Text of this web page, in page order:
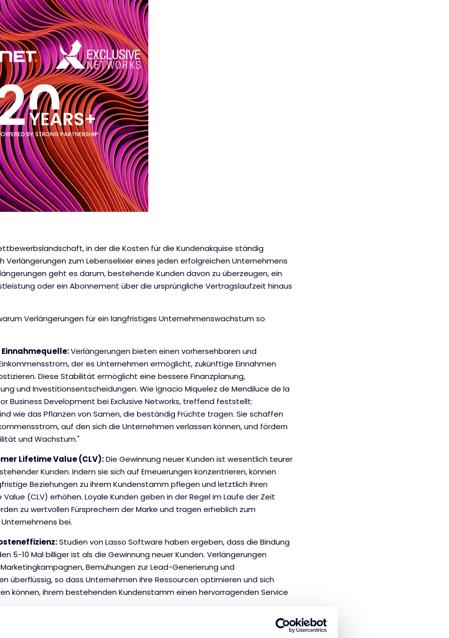
in der die Kosten für die Kundenakquise ständig
Verlängerungen zum Lebenselixier eines jeden erfolgreichen Unternehmens
geht es darum, bestehende Kunden davon zu überzeugen, ein
oder ein Abonnement über die ursprüngliche Vertragslaufzeit hinaus
Verlängerungen für ein langfristiges Unternehmenswachstum so
Verlängerungen bieten einen vorhersehbaren und
der es Unternehmen ermöglicht, zukünftige Einnahmen
Diese Stabilität ermöglicht eine bessere Finanzplanung,
und Investitionsentscheidungen. Wie Ignacio Miquelez de Mendiluce de la
Business Development bei Exclusive Networks, treffend feststellt:
wie das Pflanzen von Samen, die beständig Früchte tragen. Sie schaffen
auf den sich die Unternehmen verlassen können, und fördern
und Wachstum."
Lifetime Value (CLV):Die Gewinnung neuer Kunden ist wesentlich teurer
Kunden. Indem sie sich auf Erneuerungen konzentrieren, können
Beziehungen zu ihrem Kundenstamm pflegen und letztlich ihren
(CLV) erhöhen. Loyale Kunden geben in der Regel im Laufe der Zeit
zu wertvollen Fürsprechern der Marke und tragen erheblich zum
bei.
Studien von Lasso Software haben ergeben, dass die Bindung
5-10 Mal billiger ist als die Gewinnung neuer Kunden. Verlängerungen
Bemühungen zur Lead-Generierung und
überflüssig, so dass Unternehmen ihre Ressourcen optimieren und sich
können, ihrem bestehenden Kundenstamm einen hervorragenden Service
Ein erfolgreicher Erneuerungsprozess hängt vom Verständnis